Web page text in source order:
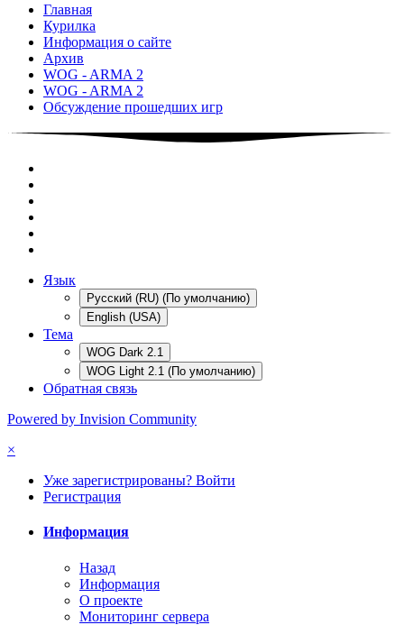
Главная
Курилка
Информация о сайте
Архив
WOG - ARMA 2
WOG - ARMA 2
Обсуждение прошедших игр
Язык
Русский (RU) (По умолчанию)
English (USA)
Тема
WOG Dark 2.1
WOG Light 2.1 (По умолчанию)
Обратная связь
Powered by Invision Community
×
Уже зарегистрированы? Войти
Регистрация
Информация
Назад
Информация
О проекте
Мониторинг сервера